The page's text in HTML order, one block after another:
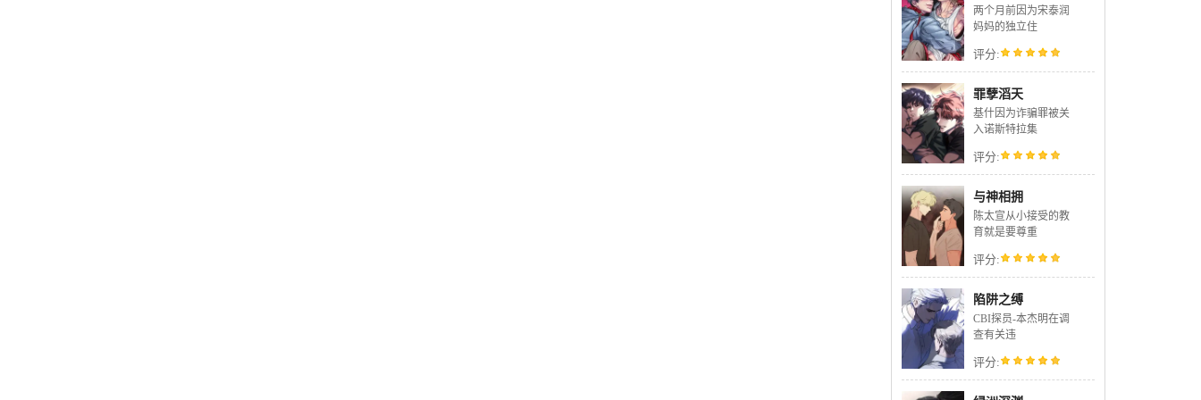
两个月前因为宋泰润
妈妈的独立住
评分:
罪孽滔天
基什因为诈骗罪被关
入诺斯特拉集
评分:
与神相拥
陈太宣从小接受的教
育就是要尊重
评分:
陷阱之缚
CBI探员-本杰明在调
查有关违
评分: